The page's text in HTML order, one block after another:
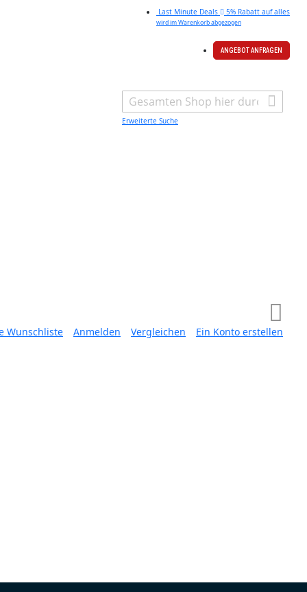
Last Minute Deals 5% Rabatt auf alles
wird im Warenkorb abgezogen
ANGEBOT ANFRAGEN
Erweiterte Suche
Wunschliste Anmelden Vergleichen Ein Konto erstellen